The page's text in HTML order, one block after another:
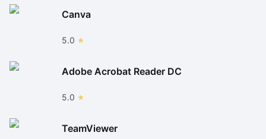
Canva
5.0
Adobe Acrobat Reader DC
5.0
TeamViewer